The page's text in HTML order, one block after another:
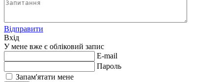
Відправити
Вхід
У мене вже є обліковий запис
E-mail
Пароль
Запам'ятати мене